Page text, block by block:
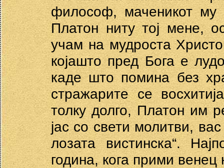
философ, маченикот му
Платон ниту тој мене,
учам на мудроста
којашто пред Бога е
каде што помина без
стражарите се
толку долго, Платон им
јас со свети молитви,
лозата вистинска“.
година, кога прими